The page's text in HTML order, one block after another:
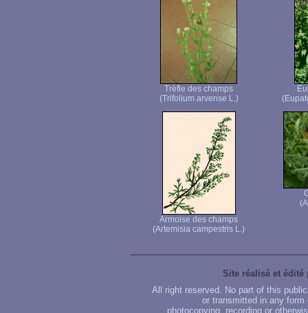
Trèfle des champs
(Trifolium arvense L.)
Armoise des champs
(Artemisia campestris L.)
Site réalisé et édité
All right reserved. No part of this
or transmitted in any
photocopying, recording or